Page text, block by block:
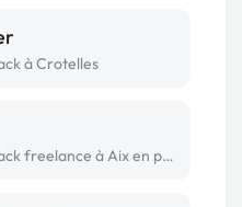
à Crotelles
Développeur Full Stack freelance à Aix en provence